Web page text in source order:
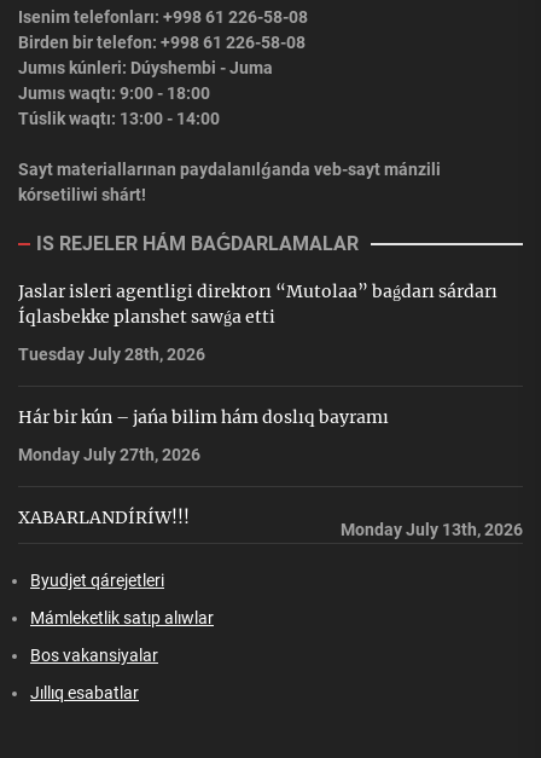
Isenim telefonları: +998 61 226-58-08
Birden bir telefon: +998 61 226-58-08
Jumıs kúnleri: Dúyshembi - Juma
Jumıs waqtı: 9:00 - 18:00
Túslik waqtı: 13:00 - 14:00
Sayt materiallarınan paydalanılǵanda veb-sayt mánzili
kórsetiliwi shárt!
IS REJELER HÁM BAǴDARLAMALAR
Jaslar isleri agentligi direktorı “Mutolaa” baǵdarı sárdarı
Íqlasbekke planshet sawǵa etti
Tuesday July 28th, 2026
Hár bir kún – jańa bilim hám doslıq bayramı
Monday July 27th, 2026
XABARLANDÍRÍW!!!
Monday July 13th, 2026
Byudjet qárejetleri
Mámleketlik satıp alıwlar
Bos vakansiyalar
Jıllıq esabatlar